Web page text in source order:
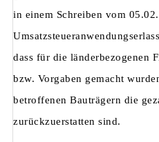
in einem Schreiben vom
dass für die länderbezogenen
bzw. Vorgaben gemacht
betroffenen Bauträgern die
zurückzuerstatten sind.